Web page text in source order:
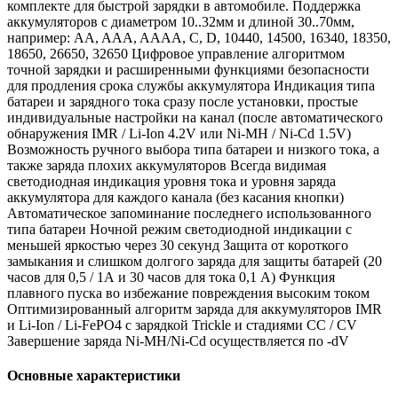
комплекте для быстрой зарядки в автомобиле. Поддержка
аккумуляторов с диаметром 10..32мм и длиной 30..70мм,
например: AA, AAA, AAAA, C, D, 10440, 14500, 16340, 18350,
18650, 26650, 32650 Цифровое управление алгоритмом
точной зарядки и расширенными функциями безопасности
для продления срока службы аккумулятора Индикация типа
батареи и зарядного тока сразу после установки, простые
индивидуальные настройки на канал (после автоматического
обнаружения IMR / Li-Ion 4.2V или Ni-MH / Ni-Cd 1.5V)
Возможность ручного выбора типа батареи и низкого тока, а
также заряда плохих аккумуляторов Всегда видимая
светодиодная индикация уровня тока и уровня заряда
аккумулятора для каждого канала (без касания кнопки)
Автоматическое запоминание последнего использованного
типа батареи Ночной режим светодиодной индикации с
меньшей яркостью через 30 секунд Защита от короткого
замыкания и слишком долгого заряда для защиты батарей (20
часов для 0,5 / 1А и 30 часов для тока 0,1 А) Функция
плавного пуска во избежание повреждения высоким током
Оптимизированный алгоритм заряда для аккумуляторов IMR
и Li-Ion / Li-FePO4 с зарядкой Trickle и стадиями CC / CV
Завершение заряда Ni-MH/Ni-Cd осуществляется по -dV
Основные характеристики